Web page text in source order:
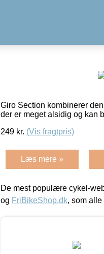
Giro Section kombinerer
der er meget alsidig og kan
249 kr. (Vis fragtpris)
Læs mere »
De mest populære cykel-
og FriBikeShop.dk, som alle